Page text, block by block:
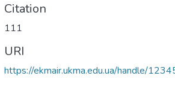
Citation
111
URI
https://ekmair.ukma.edu.ua/handle/